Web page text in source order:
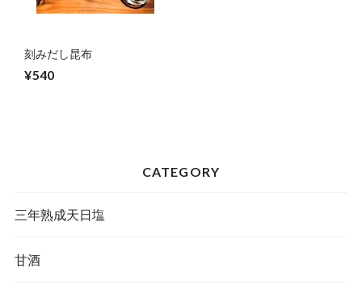
刻みだし昆布
¥540
CATEGORY
三年熟成天日塩
甘酒